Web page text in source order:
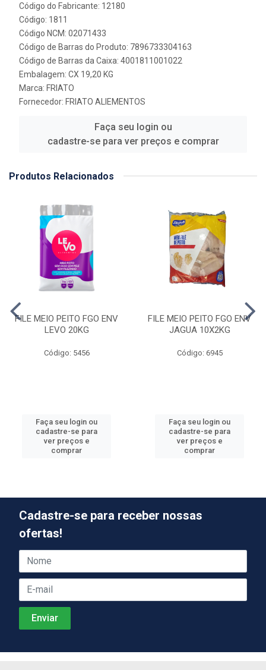
Código do Fabricante: 12180
Código: 1811
Código NCM: 02071433
Código de Barras do Produto: 7896733304163
Código de Barras da Caixa: 4001811001022
Embalagem: CX 19,20 KG
Marca: FRIATO
Fornecedor: FRIATO ALIEMENTOS
Faça seu login ou
cadastre-se para ver preços e comprar
Produtos Relacionados
FILE MEIO PEITO FGO ENV
LEVO 20KG
Código: 5456
Faça seu login ou
cadastre-se para
ver preços e
comprar
FILE MEIO PEITO FGO ENV
JAGUA 10X2KG
Código: 6945
Faça seu login ou
cadastre-se para
ver preços e
comprar
Cadastre-se para receber nossas
ofertas!